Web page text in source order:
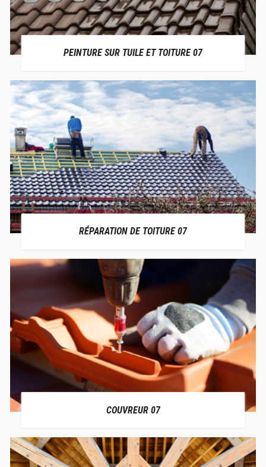
PEINTURE SUR TUILE ET TOITURE 07
RÉPARATION DE TOITURE 07
COUVREUR 07